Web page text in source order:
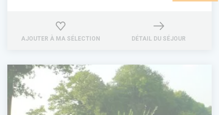
AJOUTER À MA SÉLECTION DÉTAIL DU SÉJOUR